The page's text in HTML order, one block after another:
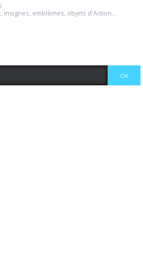
insignes, emblèmes, objets d'Action...